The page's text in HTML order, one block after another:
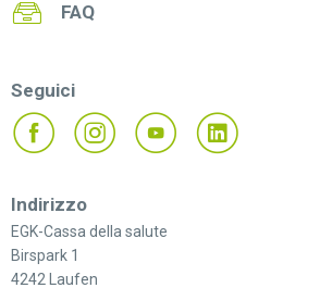
FAQ
Seguici
Indirizzo
EGK-Cassa della salute
Birspark 1
4242 Laufen